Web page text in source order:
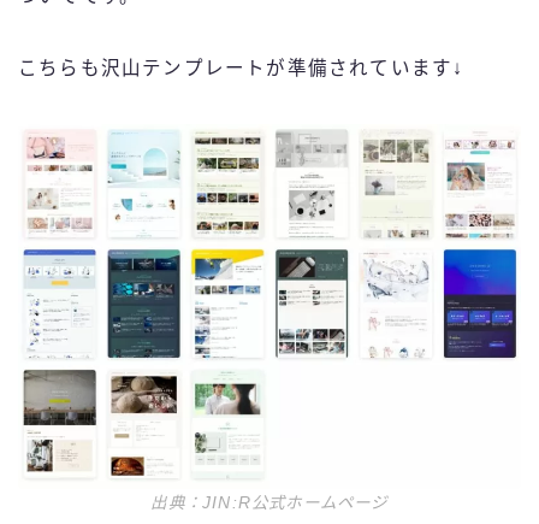
こちらも沢山テンプレートが準備されています↓
出典：JIN:R公式ホームページ